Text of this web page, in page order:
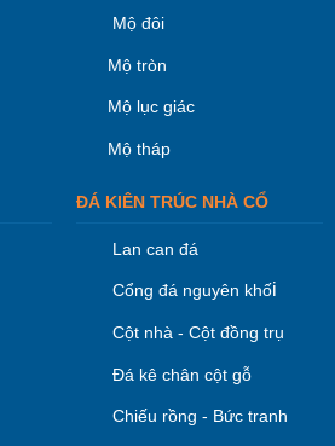
Mộ đôi
Mộ tròn
Mộ lục giác
Mộ tháp
ĐÁ KIÊN TRÚC NHÀ CỔ
Lan can đá
Cổng đá nguyên khối
Cột nhà - Cột đồng trụ
Đá kê chân cột gỗ
Chiếu rồng - Bức tranh